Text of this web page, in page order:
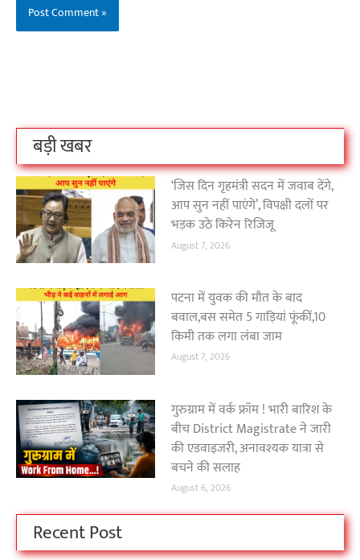
बड़ी खबर
‘जिस दिन गृहमंत्री सदन में जवाब देंगे,
आप सुन नहीं पाएंगे’, विपक्षी दलों पर
भड़क उठे किरेन रिजिजू
August 7, 2026
पटना में युवक की मौत के बाद
बवाल,बस समेत 5 गाड़ियां फूंकीं,10
किमी तक लगा लंबा जाम
August 7, 2026
गुरुग्राम में वर्क फ्रॉम ! भारी बारिश के
बीच District Magistrate ने जारी
की एडवाइजरी, अनावश्यक यात्रा से
बचने की सलाह
August 6, 2026
Recent Post